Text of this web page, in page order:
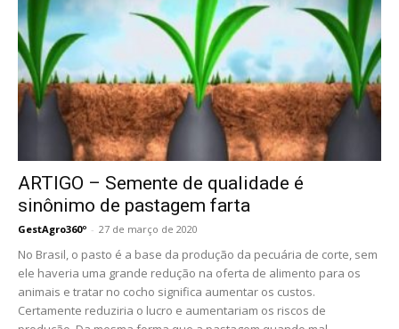
ARTIGO – Semente de qualidade é
sinônimo de pastagem farta
GestAgro360º - 27 de março de 2020
No Brasil, o pasto é a base da produção da pecuária de corte, sem
ele haveria uma grande redução na oferta de alimento para os
animais e tratar no cocho significa aumentar os custos.
Certamente reduziria o lucro e aumentariam os riscos de